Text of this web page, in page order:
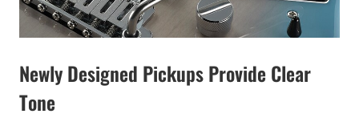
Newly Designed Pickups Provide Clear
Tone